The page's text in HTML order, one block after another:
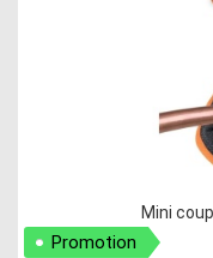
Mini
Promotion